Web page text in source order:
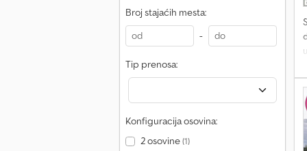
Broj stajaćih mesta:
-
Tip prenosa:
Konfiguracija osovina:
2 osovine(1)